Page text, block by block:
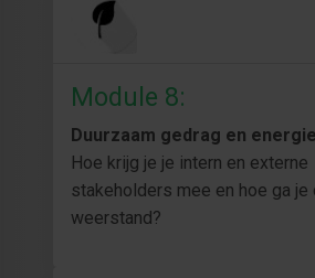
Module 8:
Duurzaam gedrag en energie
Hoe krijg je je intern en externe
stakeholders mee en hoe ga je
weerstand?